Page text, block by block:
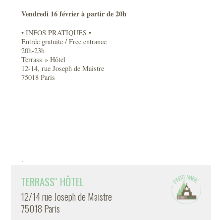
Vendredi 16 février à partir de 20h
• INFOS PRATIQUES •
Entrée gratuite / Free entrance
20h-23h
Terrass » Hôtel
12-14, rue Joseph de Maistre
75018 Paris
-
TERRASS'' HÔTEL
12/14 rue Joseph de Maistre
75018 Paris